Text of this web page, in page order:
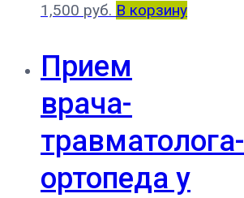
1,500 руб. В корзину
Прием
врача-
травматолога-
ортопеда у